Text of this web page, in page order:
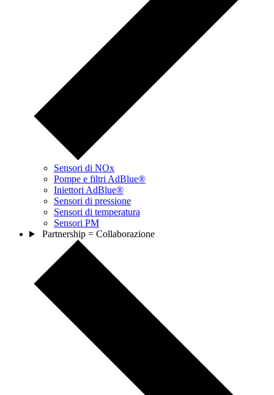
Sensori di NOx
Pompe e filtri AdBlue®
Iniettori AdBlue®
Sensori di pressione
Sensori di temperatura
Sensori PM
Partnership = Collaborazione